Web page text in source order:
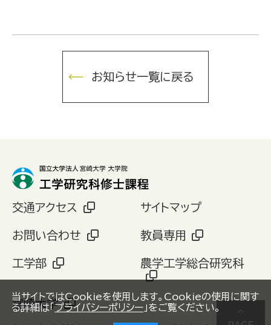
当サイトではCookieを使用します。Cookieの使用に関す
る詳細は「プライバシーポリシー 」をご覧ください。
お知らせ一覧に戻る
交通アクセス サイトマップ
お問い合わせ 教員専用
工学部 農学工学総合研究科
宮崎大学